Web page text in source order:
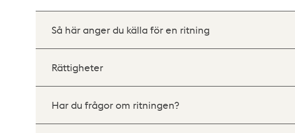
Så här anger du källa för en ritning
Rättigheter
Har du frågor om ritningen?